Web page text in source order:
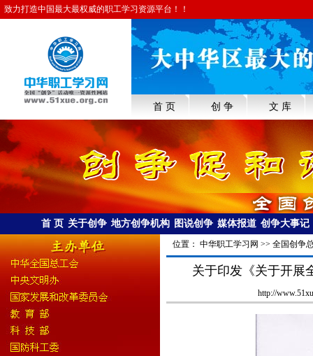
致力打造中国最大最权威的职工学习资源平台！！
首 页 创 争 文 库
首 页 关于创争 地方创争机构 图说创争 媒体报道 创争大事记
位置： 中华职工学习网 >> 全国创争
关于印发《关于开展
http://